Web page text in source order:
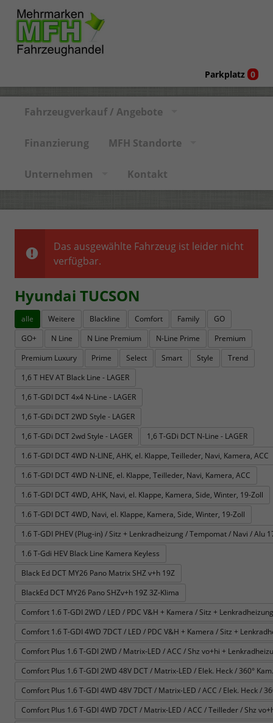
Parkplatz 0
Fahrzeugverkauf / Angebote
Finanzierung MFH Standorte
Unternehmen Kontakt
Das ausgewählte Fahrzeug ist leider nicht
verfügbar.
Hyundai TUCSON
alle Weitere Blackline Comfort Family
GO
GO+
N Line N Line Premium N-Line Prime
Premium
Premium Luxury
Prime Select Smart Style
Trend
1,6 T HEV AT Black Line - LAGER
1,6 T-GDI DCT 4x4 N-Line - LAGER
1,6 T-GDi DCT 2WD Style - LAGER
1,6 T-GDi DCT 2wd Style - LAGER
1,6 T-GDi DCT N-Line - LAGER
1.6 T-GDI DCT 4WD N-LINE, AHK, el. Klappe, Teilleder, Navi, Kamera, ACC
1.6 T-GDI DCT 4WD N-LINE, el. Klappe, Teilleder, Navi, Kamera, ACC
1.6 T-GDI DCT 4WD, AHK, Navi, el. Klappe, Kamera, Side, Winter, 19-Zoll
1.6 T-GDI DCT 4WD, Navi, el. Klappe, Kamera, Side, Winter, 19-Zoll
1.6 T-GDI PHEV (Plug-in) / Sitz + Lenkradheizung / Tempomat / Navi / Alu
1.6 T-Gdi HEV Black Line Kamera Keyless
Black Ed DCT MY26 Pano Matrix SHZ v+h 19Z
BlackEd DCT MY26 Pano SHZv+h 19Z 3Z-Klima
Comfort 1.6 T-GDI 2WD / LED / PDC V&H + Kamera / Sitz +
Comfort 1.6 T-GDI 4WD 7DCT / LED / PDC V&H + Kamera / Sitz +
Comfort Plus 1.6 T-GDI 2WD / Matrix-LED / ACC / Shz vo+hi +
Comfort Plus 1.6 T-GDI 2WD 48V DCT / Matrix-LED / Elek. Heck / 360°
Comfort Plus 1.6 T-GDI 4WD 48V 7DCT / Matrix-LED / ACC / Elek. Heck /
Comfort Plus 1.6 T-GDI 4WD 7DCT / Matrix-LED / ACC / Teilleder / Shz